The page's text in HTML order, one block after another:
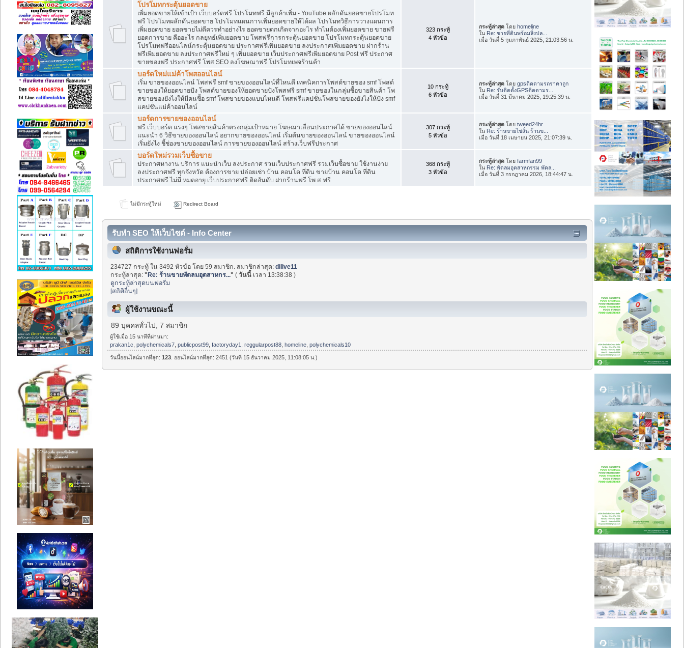
โปรโมทกระตุ้นยอดขาย
เพิ่มยอดขายให้เข้าเป้า เว็บบอร์ดฟรี โปรโมทฟรี มีลูกค้าเพิ่ม - YouTube ผลักดันยอดขายโปรโมท
ฟรี โปรโมทผลักดันยอดขาย โปรโมทแผนการเพิ่มยอดขายให้ได้ผล โปรโมทวิธีการวางแผนการ
เพิ่มยอดขาย ยอดขายไม่ดีควรทำอย่างไร ยอดขายตกเกิดจากอะไร ทำไมต้องเพิ่มยอดขาย ขายฟรี
ยอดการขาย คืออะไร กลยุทธ์เพิ่มยอดขาย โพสฟรีการกระตุ้นยอดขาย โปรโมทกระตุ้นยอดขาย
โปรโมทฟรีออนไลน์กระตุ้นยอดขาย ประกาศฟรีเพิ่มยอดขาย ลงประกาศเพิ่มยอดขาย ฝากร้าน
ฟรีเพิ่มยอดขาย ลงประกาศฟรีใหม่ ๆ เพิ่มยอดขาย เว็บประกาศฟรีเพิ่มยอดขาย Post ฟรี ประกาศ
ขายของฟรี ประกาศฟรี โพส SEO ลงโฆษณาฟรี โปรโมทเพจร้านค้า
323 กระทู้
4 หัวข้อ
กระทู้ล่าสุด โดยhomeline
ใน Re: ขายที่ดินพร้อมสิ่งปล...
เมื่อ วันที่ 5 กุมภาพันธ์ 2025, 21:03:56 น.
บอร์ดใหม่แม่ค้าโพสออนไลน์
เริ่ม ขายของออนไลน์ โพสฟรี smf ขายของออนไลน์ที่ไหนดี เทคนิคการโพสต์ขายของ smf โพสต์
ขายของให้ยอดขายปัง โพสต์ขายของให้ยอดขายปังโพสฟรี smf ขายของในกลุ่มซื้อขายสินค้า โพ
สขายของยังไงให้มีคนซื้อ smf โพสขายของแบบไหนดี โพสฟรีแคปชั่นโพสขายของยังไงให้ปัง smf
แคปชั่นแม่ค้าออนไลน์
10 กระทู้
6 หัวข้อ
กระทู้ล่าสุด โดยgpsติดตามรถราคาถูก
ใน Re: รับติดตั้งGPSติดตามร...
เมื่อ วันที่ 31 มีนาคม 2025, 19:25:39 น.
บอร์ดการขายของออนไลน์
ฟรี เว็บบอร์ด แรงๆ โพสขายสินค้าตรงกลุ่มเป้าหมาย โฆษณาเลื่อนประกาศได้ ขายของออนไลน์
แนะนำ 6 วิธีขายของออนไลน์ อยากขายของออนไลน์ เริ่มต้นขายของออนไลน์ ขายของออนไลน์
เริ่มยังไง ชี้ช่องขายของออนไลน์ การขายของออนไลน์ สร้างเว็บฟรีประกาศ
307 กระทู้
5 หัวข้อ
กระทู้ล่าสุด โดยtweed24hr
ใน Re: ร้านขายไข่สั่น ร้านข...
เมื่อ วันที่ 18 เมษายน 2025, 21:07:39 น.
บอร์ดใหม่รวมเว็บซื้อขาย
ประกาศหางาน บริการ แนะนำเว็บ ลงประกาศ รวมเว็บประกาศฟรี รวมเว็บซื้อขาย ใช้งานง่าย
ลงประกาศฟรี ทุกจังหวัด ต้องการขาย ปล่อยเช่า บ้าน คอนโด ที่ดิน ขายบ้าน คอนโด ที่ดิน
ประกาศฟรี ไม่มี หมดอายุ เว็บประกาศฟรี ติดอันดับ ฝากร้านฟรี โพ ส ฟรี
368 กระทู้
3 หัวข้อ
กระทู้ล่าสุด โดยfarmfan99
ใน Re: พัดลมอุตสาหกรรม พัดล...
เมื่อ วันที่ 3 กรกฎาคม 2026, 18:44:47 น.
ไม่มีกระทู้ใหม่ Redirect Board
รับทำ SEO ให้เว็บไซต์ - Info Center
สถิติการใช้งานฟอรั่ม
234727 กระทู้ ใน 3492 หัวข้อ โดย 59 สมาชิก. สมาชิกล่าสุด:dilive11
กระทู้ล่าสุด:"Re: ร้านขายพัดลมอุตสาหกร..." (วันนี้ เวลา 13:38:38 )
ดูกระทู้ล่าสุดบนฟอรั่ม
[สถิติอื่นๆ]
ผู้ใช้งานขณะนี้
89 บุคคลทั่วไป, 7 สมาชิก
ผู้ใช้เมื่อ 15 นาทีที่ผ่านมา:
prakan1c ,polychemicals7 ,publicpost99 ,factoryday1 ,reggularpost88 ,homeline ,polychemicals10
วันนี้ออนไลน์มากที่สุด:123 . ออนไลน์มากที่สุด: 2451 (วันที่ 15 ธันวาคม 2025, 11:08:05 น.)